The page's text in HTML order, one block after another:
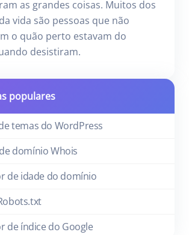
as grandes coisas. Muitos dos
vida são pessoas que não
o quão perto estavam do
desistiram.
populares
temas do WordPress
domínio Whois
de idade do domínio
de índice do Google